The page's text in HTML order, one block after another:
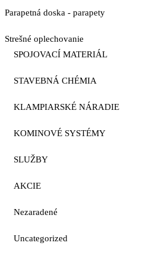
Parapetná doska - parapety
Strešné oplechovanie
SPOJOVACÍ MATERIÁL
STAVEBNÁ CHÉMIA
KLAMPIARSKÉ NÁRADIE
KOMINOVÉ SYSTÉMY
SLUŽBY
AKCIE
Nezaradené
Uncategorized